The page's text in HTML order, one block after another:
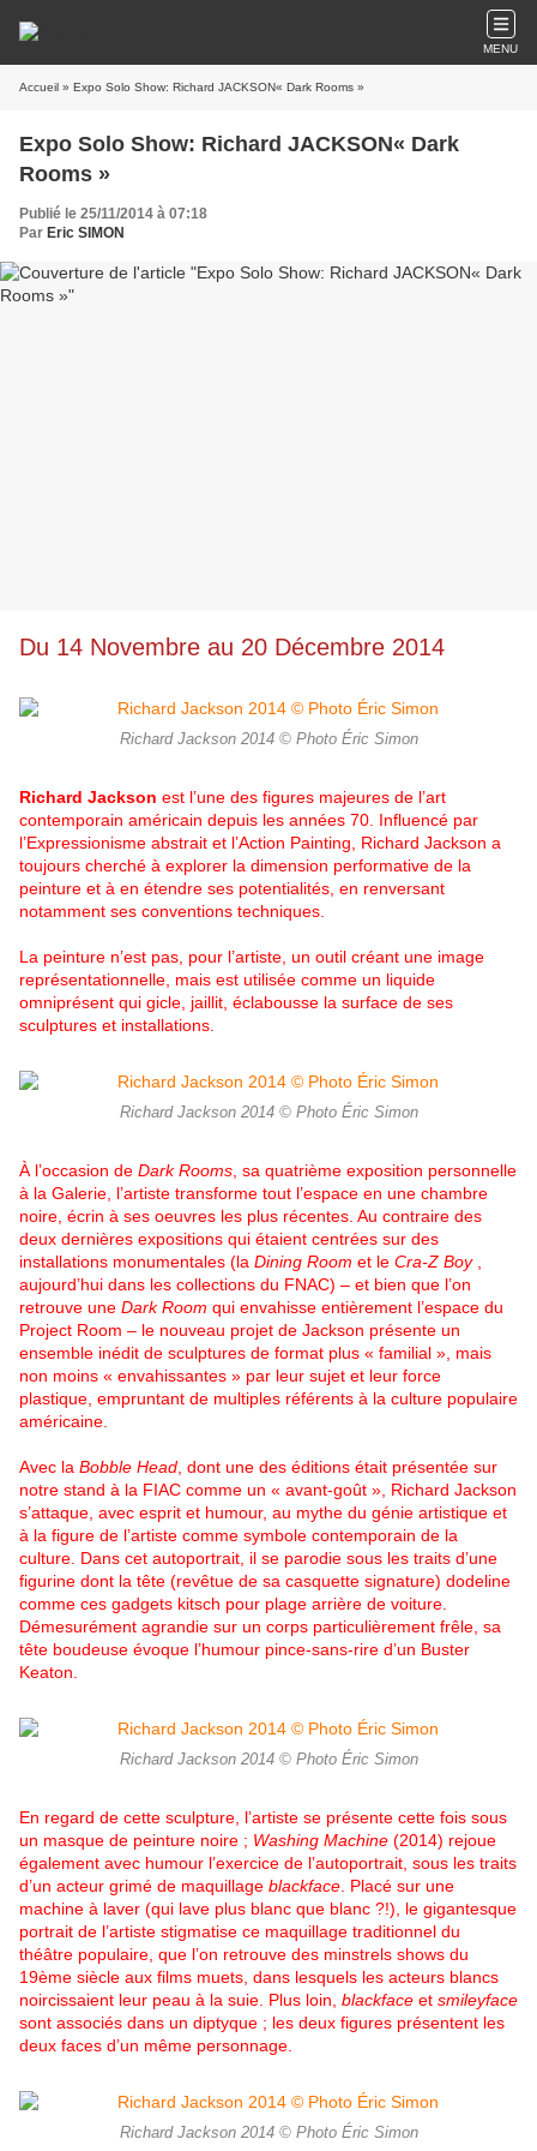
MENU
Accueil » Expo Solo Show: Richard JACKSON« Dark Rooms »
Expo Solo Show: Richard JACKSON« Dark
Rooms »
Publié le 25/11/2014 à 07:18
Par Eric SIMON
Du 14 Novembre au 20 Décembre 2014
Richard Jackson 2014 © Photo Éric Simon
Richard Jackson est l’une des figures majeures de l’art
contemporain américain depuis les années 70. Influencé par
l’Expressionisme abstrait et l’Action Painting, Richard Jackson a
toujours cherché à explorer la dimension performative de la
peinture et à en étendre ses potentialités, en renversant
notamment ses conventions techniques.
La peinture n’est pas, pour l’artiste, un outil créant une image
représentationnelle, mais est utilisée comme un liquide
omniprésent qui gicle, jaillit, éclabousse la surface de ses
sculptures et installations.
Richard Jackson 2014 © Photo Éric Simon
À l’occasion de Dark Rooms , sa quatrième exposition personnelle
à la Galerie, l’artiste transforme tout l’espace en une chambre
noire, écrin à ses oeuvres les plus récentes. Au contraire des
deux dernières expositions qui étaient centrées sur des
installations monumentales (la Dining Room et le Cra-Z Boy,
aujourd’hui dans les collections du FNAC) – et bien que l’on
retrouve une Dark Room qui envahisse entièrement l’espace du
Project Room – le nouveau projet de Jackson présente un
ensemble inédit de sculptures de format plus « familial », mais
non moins « envahissantes » par leur sujet et leur force
plastique, empruntant de multiples référents à la culture populaire
américaine.
Avec la Bobble Head , dont une des éditions était présentée sur
notre stand à la FIAC comme un « avant-goût », Richard Jackson
s’attaque, avec esprit et humour, au mythe du génie artistique et
à la figure de l’artiste comme symbole contemporain de la
culture. Dans cet autoportrait, il se parodie sous les traits d’une
figurine dont la tête (revêtue de sa casquette signature) dodeline
comme ces gadgets kitsch pour plage arrière de voiture.
Démesurément agrandie sur un corps particulièrement frêle, sa
tête boudeuse évoque l’humour pince-sans-rire d’un Buster
Keaton.
Richard Jackson 2014 © Photo Éric Simon
En regard de cette sculpture, l’artiste se présente cette fois sous
un masque de peinture noire ; Washing Machine (2014) rejoue
également avec humour l’exercice de l’autoportrait, sous les traits
d’un acteur grimé de maquillage blackface . Placé sur une
machine à laver (qui lave plus blanc que blanc ?!), le gigantesque
portrait de l’artiste stigmatise ce maquillage traditionnel du
théâtre populaire, que l’on retrouve des minstrels shows du
19ème siècle aux films muets, dans lesquels les acteurs blancs
noircissaient leur peau à la suie. Plus loin, blackface et smileyface
sont associés dans un diptyque ; les deux figures présentent les
deux faces d’un même personnage.
Richard Jackson 2014 © Photo Éric Simon